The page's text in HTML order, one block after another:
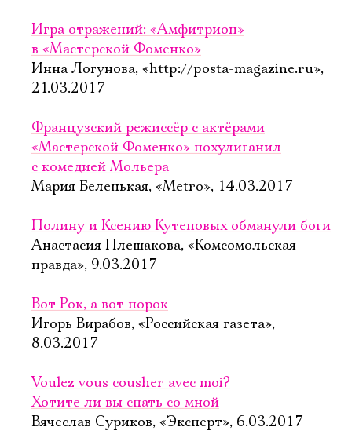
Игра отражений: «Амфитрион»
в «Мастерской Фоменко»
Инна Логунова, «http://posta-magazine.ru»,
21.03.2017
Французский режиссёр с актёрами
«Мастерской Фоменко» похулиганил
с комедией Мольера
Мария Беленькая, «Metro», 14.03.2017
Полину и Ксению Кутеповых обманули боги
Анастасия Плешакова, «Комсомольская
правда», 9.03.2017
Вот Рок, а вот порок
Игорь Вирабов, «Российская газета»,
8.03.2017
Voulez vous cousher avec moi?
Хотите ли вы спать со мной
Вячеслав Суриков, «Эксперт», 6.03.2017